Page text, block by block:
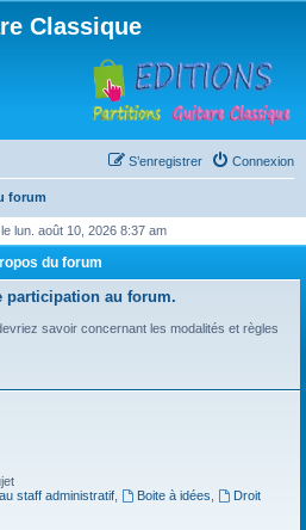
Classique
Connexion
S’enregistrer
forum
lun. août 10, 2026 8:37 am
du forum
participation au forum.
savoir concernant les modalités et règles
staff administratif, Boite à idées
Droit